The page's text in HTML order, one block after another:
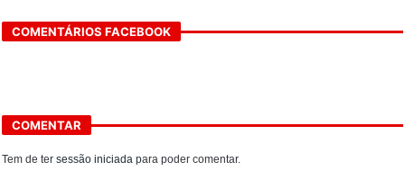
COMENTÁRIOS FACEBOOK
COMENTAR
Tem de tersessão iniciada para poder comentar.